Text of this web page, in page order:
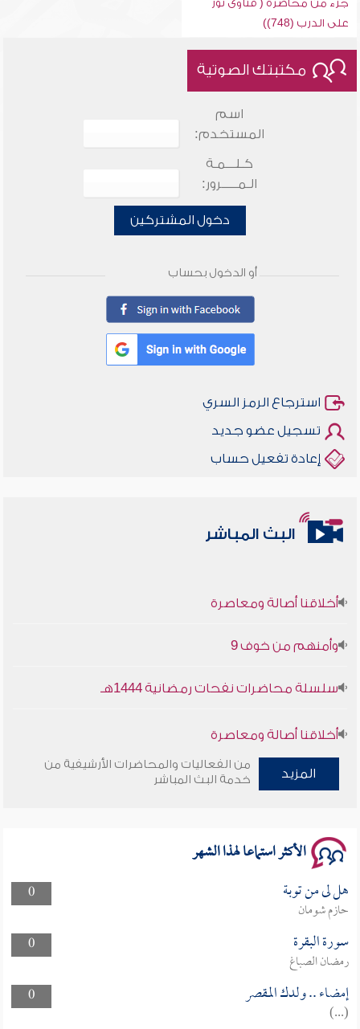
جزء من محاضرة ( فتاوى نور
على الدرب (748))
مكتبتك الصوتية
اسم
المستخدم:
كـلـــمـة
الـمـــــرور:
دخول المشتركين
أو الدخول بحساب
استرجاع الرمز السري
تسجيل عضو جديد
إعادة تفعيل حساب
البث المباشر
أخلاقنا أصالة ومعاصرة
وأمنهم من خوف 9
سلسلة محاضرات نفحات رمضانية 1444هـ
أخلاقنا أصالة ومعاصرة
وأمنهم من خوف 9
المزيد
من الفعاليات والمحاضرات الأرشيفية من
خدمة البث المباشر
الأكثر استماعا لهذا الشهر
0 هل لى من توبة
حازم شومان
0
سورة البقرة
رمضان الصباغ
0
إمضاء .. ولدك المقصر
(...)